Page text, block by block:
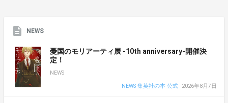
NEWS
憂国のモリアーティ展 -10th anniversary-開催決
定！
NEWS
NEWS 集英社の本 公式
2026年8月7日